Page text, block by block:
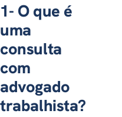
1- O que é
uma
consulta
com
advogado
trabalhista?